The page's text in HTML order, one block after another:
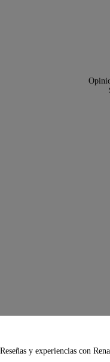
Reseñas y experiencias con